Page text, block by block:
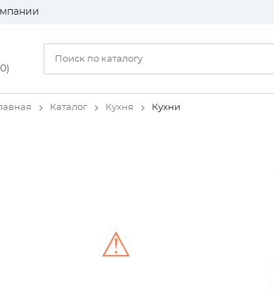
Каталог Кухня Кухни
⚠